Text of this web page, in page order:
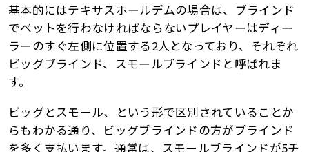
基本的にはテキサスホールデムの場合は、ブラインド
でベットを行わなければならないプレイヤーはディー
ラーのすぐ左側に位置する2人となっており、それぞれ
ビッグブラインド、スモールブラインドと呼ばれま
す。
ビッグとスモール、という形で区別されていることか
らもわかる通り、ビッグブラインドの方がブラインド
を多く支払います。通常は、スモールブラインドが5チ